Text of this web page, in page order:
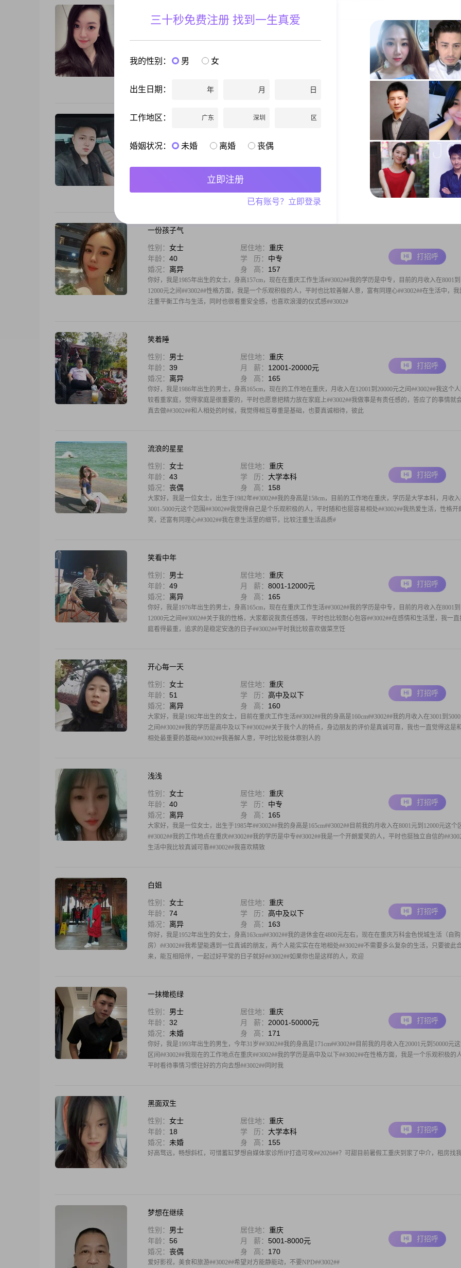
年龄：35 学 历：高中及以下
你好，我是1991年出生的女生，今年34岁，身高170cm##3002##目前我的月收入在3000元以下，在重庆工作生活
##3002##我的学历是高中及以下##3002##关于我的性格，我觉得自己是一个独立自信的人，平时也比较善解人意
##3002##我性格开朗爱笑，对待生活乐观积极##3002##同时我也承认自己心思比
打招呼
等待初心
年龄：
52 月 薪：8001-12000元
大家好，我是1980年出生的男士，今年44岁##3002##我的身高是172cm##3002##目前我的月收入在8001元到12000元
区间##3002##我现在的工作地点是在重庆##3002##我的学历是高中及以下##3002##我的性格特征比较外向健谈，平
比较多，喜欢和人交流沟通##3002##同时我也比较
打招呼
一份孩子气
性别： 女士 居住地： 重庆
年龄： 40 学 历： 中专
婚况： 离异 身 高： 157
你好，我是1985年出生的女士，身高157cm，现在在重庆工作生活##3002##我的学历是中专，目前的月收入在8001到
12000元之间##3002##性格方面，我是一个乐观积极的人，平时也比较善解人意，富有同理心##3002##在生活中，我
注重平衡工作与生活，同时也很看重安全感，也喜欢浪漫的仪式感##3002#
打招呼
笑着睡
性别： 男士 居住地： 重庆
年龄： 39 月 薪： 12001-20000元
婚况： 离异 身 高： 165
你好，我是1986年出生的男士，身高165cm，现在的工作地在重庆，月收入在12001到20000元之间##3002##我这个
较看重家庭，觉得家庭是很重要的，平时也愿意把精力放在家庭上##3002##我做事是有责任感的，答应了的事情就
真去做##3002##和人相处的时候，我觉得相互尊重是基础，也要真诚相待，彼此
打招呼
流浪的星星
性别： 女士 居住地： 重庆
年龄： 43 学 历： 大学本科
婚况： 丧偶 身 高： 158
大家好，我是一位女士，出生于1982年##3002##我的身高是158cm，目前的工作地在重庆，学历是大学本科，月收
3001-5000元这个范围##3002##我觉得自己是个乐观积极的人，平时随和也挺容易相处##3002##我热爱生活，性格开
笑，还富有同理心##3002##我在意生活里的细节，比较注重生活品质#
打招呼
笑看中年
性别： 男士 居住地： 重庆
年龄： 49 月 薪： 8001-12000元
婚况： 离异 身 高： 165
你好，我是1976年出生的男士，身高165cm，现在在重庆工作生活##3002##我的学历是中专，目前的月收入在8001到
12000元之间##3002##关于我的性格，大家都说我责任感强，平时也比较耐心包容##3002##在感情和生活里，我一直
庭看得最重，追求的是稳定安逸的日子##3002##平时我比较喜欢做菜烹饪
打招呼
开心每一天
性别： 女士 居住地： 重庆
年龄： 51 学 历： 高中及以下
婚况： 离异 身 高： 160
大家好，我是1982年出生的女士，目前在重庆工作生活##3002##我的身高是160cm##3002##我的月收入在3001到
之间##3002##我的学历是高中及以下##3002##关于我个人的特点，身边朋友的评价是真诚可靠，我也一直觉得这是
相处最重要的基础##3002##我善解人意，平时比较能体察别人的
打招呼
浅浅
性别： 女士 居住地： 重庆
年龄： 40 学 历： 中专
婚况： 离异 身 高： 165
大家好，我是一位女士，出生于1985年##3002##我的身高是165cm##3002##目前我的月收入在8001元到12000元这个
##3002##我的工作地点在重庆##3002##我的学历是中专##3002##我是一个开朗爱笑的人，平时也挺独立自信的
生活中我比较真诚可靠##3002##我喜欢精致
打招呼
白姐
性别： 女士 居住地： 重庆
年龄： 74 学 历： 高中及以下
婚况： 离异 身 高： 163
你好，我是1952年出生的女士，身高163cm##3002##我的退休金在4800元左右，现在在重庆万科金色悦城生活（自购
房）##3002##我希望能遇到一位真诚的朋友，两个人能实实在在地相处##3002##不需要多么复杂的生活，只要彼此
来，能互相陪伴，一起过好平常的日子就好##3002##如果你也是这样的人，欢迎
打招呼
一抹橄榄绿
性别： 男士 居住地： 重庆
年龄： 32 月 薪： 20001-50000元
婚况： 未婚 身 高： 171
你好，我是1993年出生的男生，今年31岁##3002##我的身高是171cm##3002##目前我的月收入在20001元到50000元
区间##3002##我现在的工作地点在重庆##3002##我的学历是高中及以下##3002##在性格方面，我是一个乐观积极的人
平时看待事情习惯往好的方向去想##3002##同时我
打招呼
黑面双生
性别： 女士 居住地： 重庆
年龄： 18 学 历： 大学本科
婚况： 未婚 身 高： 155
好高骛远，畅想斜杠，可惜蓄缸梦想自媒体家诊所IP打造可攻##2026##？可甜目前暑假工重庆到家了中介，租房找
打招呼
梦想在继续
性别： 男士 居住地： 重庆
年龄： 56 月 薪： 5001-8000元
婚况： 丧偶 身 高： 170
爱好影视，美食和旅游##3002##希望对方能静能动，不要NPD##3002##
打招呼
三十秒免费注册 找到一生真爱
我的性别： 男 女
出生日期： 年 月 日
工作地区： 广东 深圳 区
婚姻状况： 未婚 离婚 丧偶
立即注册
已有账号？立即登录